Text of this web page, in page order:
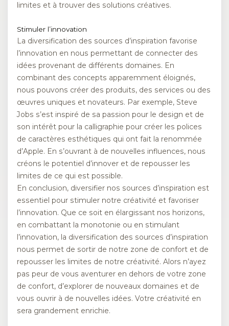
limites et à trouver des solutions créatives.
Stimuler l’innovation
La diversification des sources d’inspiration favorise
l’innovation en nous permettant de connecter des
idées provenant de différents domaines. En
combinant des concepts apparemment éloignés,
nous pouvons créer des produits, des services ou des
œuvres uniques et novateurs. Par exemple, Steve
Jobs s’est inspiré de sa passion pour le design et de
son intérêt pour la calligraphie pour créer les polices
de caractères esthétiques qui ont fait la renommée
d’Apple. En s’ouvrant à de nouvelles influences, nous
créons le potentiel d’innover et de repousser les
limites de ce qui est possible.
En conclusion, diversifier nos sources d’inspiration est
essentiel pour stimuler notre créativité et favoriser
l’innovation. Que ce soit en élargissant nos horizons,
en combattant la monotonie ou en stimulant
l’innovation, la diversification des sources d’inspiration
nous permet de sortir de notre zone de confort et de
repousser les limites de notre créativité. Alors n’ayez
pas peur de vous aventurer en dehors de votre zone
de confort, d’explorer de nouveaux domaines et de
vous ouvrir à de nouvelles idées. Votre créativité en
sera grandement enrichie.